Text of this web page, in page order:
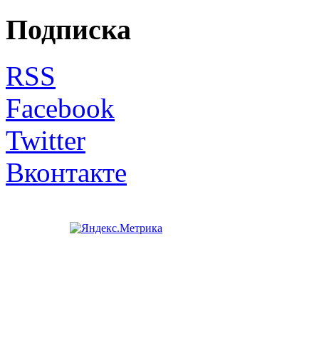
Подписка
RSS
Facebook
Twitter
Вконтакте